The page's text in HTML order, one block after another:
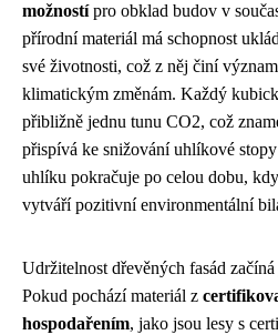
možnostípro obklad budov v
přírodní materiál má schopnost
své životnosti, což z něj činí
klimatickým změnám. Každý
přibližně jednu tunu CO2, což
přispívá ke snižování uhlíkové
uhlíku pokračuje po celou dobu,
vytváří pozitivní environmentální
Udržitelnost dřevěných fasád
Pokud pochází materiál z
hospodařením, jako jsou lesy s